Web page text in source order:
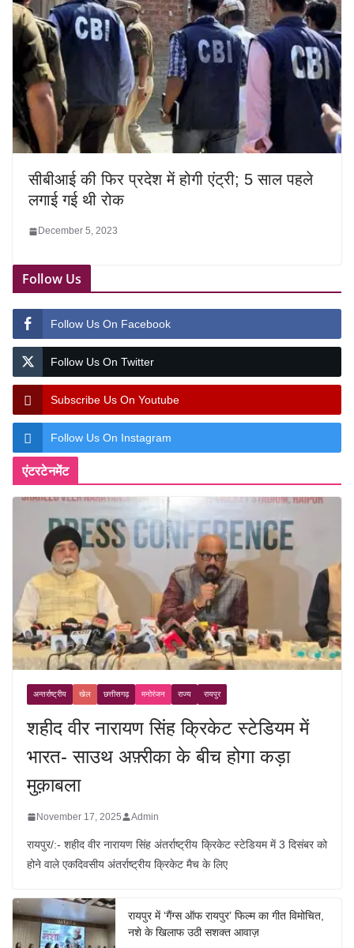
सीबीआई की फिर प्रदेश में होगी एंट्री; 5 साल पहले
लगाई गई थी रोक
December 5, 2023
Follow Us
Follow Us On Facebook
Follow Us On Twitter
Subscribe Us On Youtube
Follow Us On Instagram
एंटरटेनमेंट
अन्तर्राष्ट्रीय खेल छत्तीसगढ़ मनोरंजन राज्य रायपुर
शहीद वीर नारायण सिंह क्रिकेट स्टेडियम में
भारत- साउथ अफ़्रीका के बीच होगा कड़ा
मुक़ाबला
November 17, 2025 Admin
रायपुर/:- शहीद वीर नारायण सिंह अंतर्राष्ट्रीय क्रिकेट स्टेडियम में 3 दिसंबर को
होने वाले एकदिवसीय अंतर्राष्ट्रीय क्रिकेट मैच के लिए
रायपुर में ‘गैंग्स ऑफ रायपुर’ फिल्म का गीत विमोचित,
नशे के खिलाफ उठी सशक्त आवाज़